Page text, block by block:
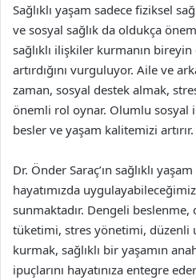
Sağlıklı yaşam sadece fiziksel
ve sosyal sağlık da oldukça
sağlıklı ilişkiler kurmanın
artırdığını vurguluyor. Aile ve
zaman, sosyal destek almak,
önemli rol oynar. Olumlu sosyal
besler ve yaşam kalitemizi artırır.
Dr. Önder Saraç’ın sağlıklı
hayatımızda
sunmaktadır. Dengeli
tüketimi, stres yönetimi, düzenli
kurmak, sağlıklı bir yaşamın
ipuçlarını hayatınıza entegre